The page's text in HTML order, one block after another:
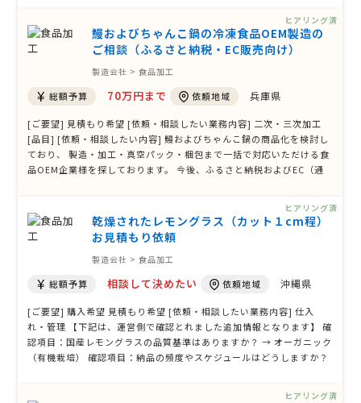
鰻およびちゃんこ鍋の冷凍食品OEM製造の
ご相談（ふるさと納税・EC販売向け）
製造会社 > 食品加工
総額予算 70万円まで 依頼地域 兵庫県
[ご要望] 見積もり希望 [依頼・相談したい業務内容] 二次・三次加工
[品目] [依頼・相談したい内容] 鰻およびちゃんこ鍋の商品化を検討し
ており、 製造・加工・真空パック・梱包まで一括で対応いただける食
品OEM企業様を探しております。 今後、ふるさと納税およびEC（通
ムコンベクショ …
ヒアリング済
乾燥されたレモングラス（カット１cm程）
お見積もり依頼
製造会社 > 食品加工
総額予算 相談して決めたい 依頼地域 沖縄県
[ご要望] 購入希望 見積もり希望 [依頼・相談したい業務内容] 仕入
れ・管理 【下記は、運営側で確認とれました追加情報となります】 確
認項目：国産レモングラスの品質基準はありますか？ → オーガニック
（有機栽培） 確認項目：納品の頻度やスケジュールはどうしますか？
ヒアリング済
ヒアリング済